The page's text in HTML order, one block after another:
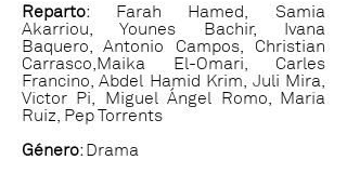
Reparto: Farah Hamed, Samia
Akarriou, Younes Bachir, Ivana
Baquero, Antonio Campos, Christian
Carrasco,Maika El-Omari, Carles
Francino, Abdel Hamid Krim, Juli Mira,
Víctor Pi, Miguel Ángel Romo, María
Ruiz, Pep Torrents
Género: Drama